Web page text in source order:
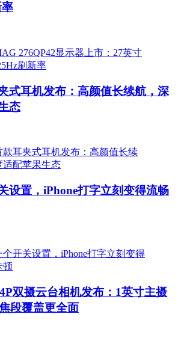
式耳机发布：高颜值长续航，深
态
设置，iPhone打字立刻变得流畅
双摄云台相机发布：1英寸主摄
段覆盖更全面